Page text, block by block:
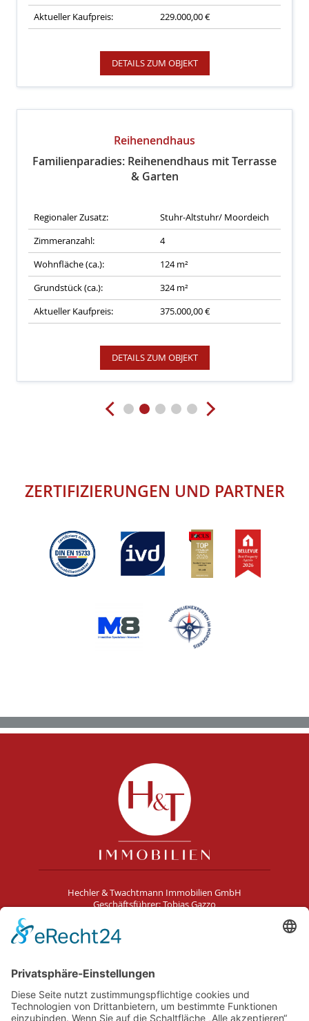
Aktueller Kaufpreis:
229.000,00 €
DETAILS ZUM OBJEKT
Reihenendhaus
Familienparadies: Reihenendhaus mit Terrasse
& Garten
Regionaler Zusatz:
Stuhr-Altstuhr/ Moordeich
Zimmeranzahl:
4
Wohnfläche (ca.):
124 m²
Grundstück (ca.):
324 m²
Aktueller Kaufpreis:
375.000,00 €
DETAILS ZUM OBJEKT
ZERTIFIZIERUNGEN UND PARTNER
Hechler & Twachtmann Immobilien GmbH
Geschäftsführer: Tobias Gazzo
Kontakt